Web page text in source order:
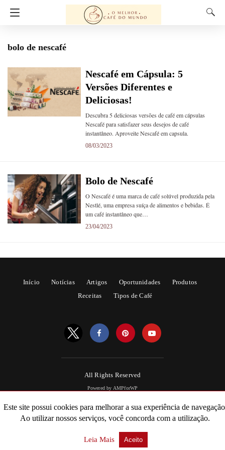
bolo de nescafé
Nescafé em Cápsula: 5
Versões Diferentes e
Deliciosas!
Descubra 5 deliciosas versões de café em cápsulas
Nescafé para satisfazer seus desejos de café
instantâneo. Aproveite Nescafé em capsula.
08/03/2023
Bolo de Nescafé
O Nescafé é uma marca de café solúvel produzida pela
Nestlé, uma empresa suíça de alimentos e bebidas. É
um café instantâneo que…
23/04/2023
Início Notícias Artigos Oportunidades
Produtos
Receitas
Tipos de Café
All Rights Reserved
Powered by AMPforWP
Este site possui cookies para melhorar a sua experiência de
Ao utilizar nossos serviços, você concorda com a utilização.
Leia Mais Aceito